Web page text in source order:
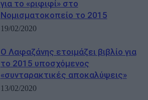
για το «ριφιφί» στο
Νομισματοκοπείο το 2015
19/02/2020
Ο Λαφαζάνης ετοιμάζει βιβλίο για
το 2015 υποσχόμενος
«συνταρακτικές αποκαλύψεις»
13/02/2020